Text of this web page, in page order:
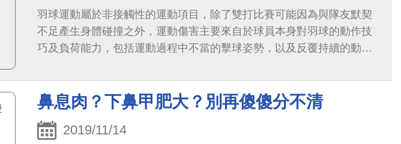
羽球運動屬於非接觸性的運動項目，除了雙打比賽可能因為與隊友默契
不足產生身體碰撞之外，運動傷害主要來自於球員本身對羽球的動作技
巧及負荷能力，包括運動過程中不當的擊球姿勢，以及反覆持續的動作
鼻息肉？下鼻甲肥大？別再傻傻分不清
2019/11/14